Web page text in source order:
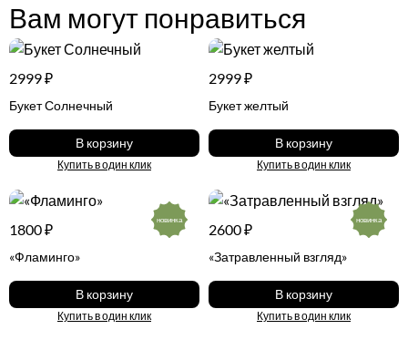
Вам могут понравиться
2999 ₽
Букет Солнечный
Купить в один клик
В корзину
2999 ₽
Букет желтый
Купить в один клик
В корзину
1800 ₽
«Фламинго»
Купить в один клик
В корзину
новинка
2600 ₽
«Затравленный взгляд»
Купить в один клик
В корзину
новинка